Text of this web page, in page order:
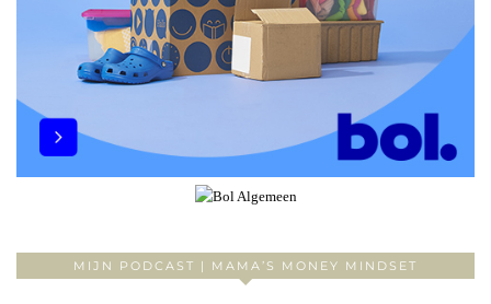
MIJN PODCAST | MAMA’S MONEY MINDSET